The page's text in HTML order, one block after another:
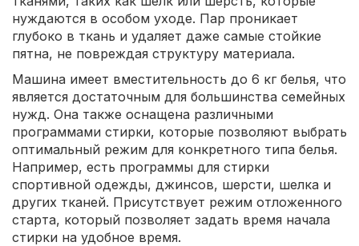
нуждаются в особом уходе. Пар проникает
глубоко в ткань и удаляет даже самые стойкие
пятна, не повреждая структуру материала.
Машина имеет вместительность до 6 кг белья, что
является достаточным для большинства семейных
нужд. Она также оснащена различными
программами стирки, которые позволяют выбрать
оптимальный режим для конкретного типа белья.
Например, есть программы для стирки
спортивной одежды, джинсов, шерсти, шелка и
других тканей. Присутствует режим отложенного
старта, который позволяет задать время начала
стирки на удобное время.